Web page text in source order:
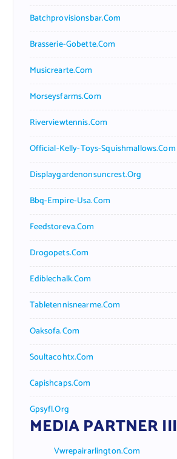
Batchprovisionsbar.com
Brasserie-Gobette.com
Musicrearte.com
Morseysfarms.com
Riverviewtennis.com
Official-Kelly-Toys-Squishmallows.com
Displaygardenonsuncrest.org
Bbq-Empire-Usa.com
Feedstoreva.com
Drogopets.com
Ediblechalk.com
Tabletennisnearme.com
Oaksofa.com
Soultacohtx.com
Capishcaps.com
Gpsyfl.org
MEDIA PARTNER III
Vwrepairarlington.com